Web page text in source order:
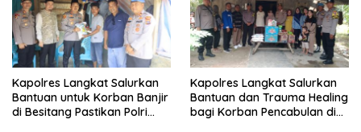
Kapolres Langkat Salurkan
Bantuan untuk Korban Banjir
di Besitang Pastikan Polri
Kapolres Langkat Salurkan
Bantuan dan Trauma Healing
bagi Korban Pencabulan di